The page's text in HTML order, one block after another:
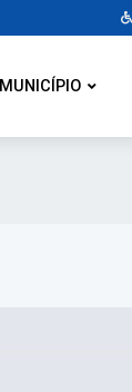
MUNICÍPIO